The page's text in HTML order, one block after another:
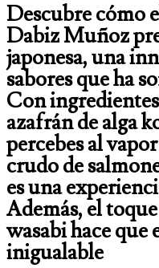
Descubre cómo
Dabiz Muñoz
japonesa, una
sabores que ha
Con
azafrán de alga
percebes al
crudo de
es una
Además, el
wasabi hace que
inigualable